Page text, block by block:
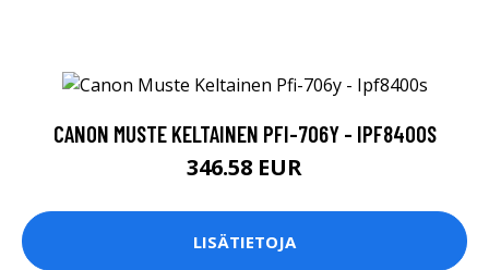
CANON MUSTE KELTAINEN PFI-706Y - IPF8400S
346.58 EUR
LISÄTIETOJA